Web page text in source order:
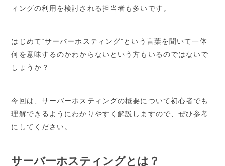
ィングの利用を検討される担当者も多いです。
はじめて“サーバーホスティング”という言葉を聞いて一体
何を意味するのかわからないという方もいるのではないで
しょうか？
今回は、サーバーホスティングの概要について初心者でも
理解できるようにわかりやすく解説しますので、ぜひ参考
にしてください。
サーバーホスティングとは？